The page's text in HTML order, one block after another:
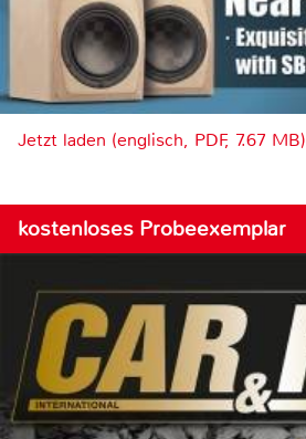
Jetzt laden (englisch, PDF, 7.67 MB)
kostenloses Probeexemplar